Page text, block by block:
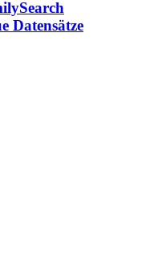
Datensätze